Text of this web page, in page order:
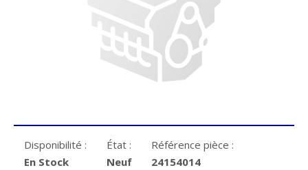
Disponibilité :
En Stock
État :
Neuf
Référence pièce :
24154014